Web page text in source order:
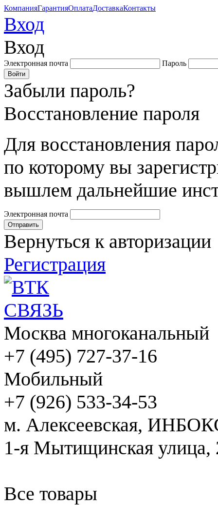
КомпанияГарантияОплатаДоставкаКонтакты
Вход
Вход
Электронная почта Пароль
Забыли пароль?
Восстановление пароля
Для восстановления
по которому вы
вышлем дальнейшие
Электронная почта
Вернуться к авторизации
Регистрация
Москва многоканальный
+7 (495) 727-37-16
Мобильный
+7 (926) 533-34-53
м. Алексеевская,
1-я Мытищинская улица,
Все товары